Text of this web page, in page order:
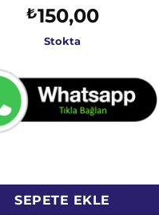
₺150,00
Stokta
Jel - Mecitefendi -
SEPETE EKLE